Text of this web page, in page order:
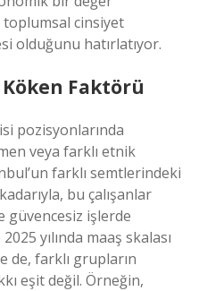
toplumsal cinsiyet
olduğunu hatırlatıyor.
Faktörü
pozisyonlarında
veya farklı etnik
farklı semtlerindeki
bu çalışanlar
güvencesiz işlerde
yılında maaş skalası
de, farklı grupların
eşit değil. Örneğin,